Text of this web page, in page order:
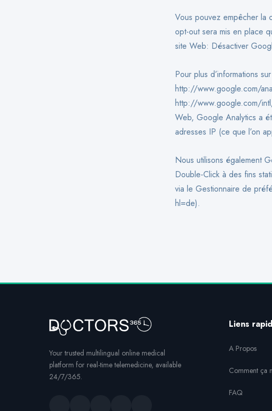
Vous pouvez empêcher la
opt-out sera mis en place
site Web: Désactiver
Pour plus d’informations
http://www.google.com/
http://www.google.com/
Web, Google Analytics a
adresses IP (ce que l’on
Nous utilisons également
Double-Click à des fins
via le Gestionnaire de
hl=de).
Your trusted multilingual online medical
platform for real-time telemedicine, available
24/7/365.
Liens
A Propos
Comment ça
FAQ